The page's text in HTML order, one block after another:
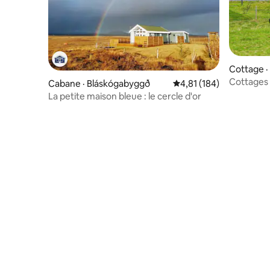
Cabane · Bláskógabyggð Note moyenne de
4,81 (184)
La petite maison bleue : le cercle d'or
Cottage
Cottages